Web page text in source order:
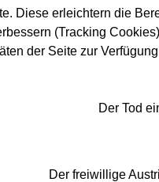
Der Tod
Der freiwillige
Diese erleichtern die
(Tracking
der Seite zur